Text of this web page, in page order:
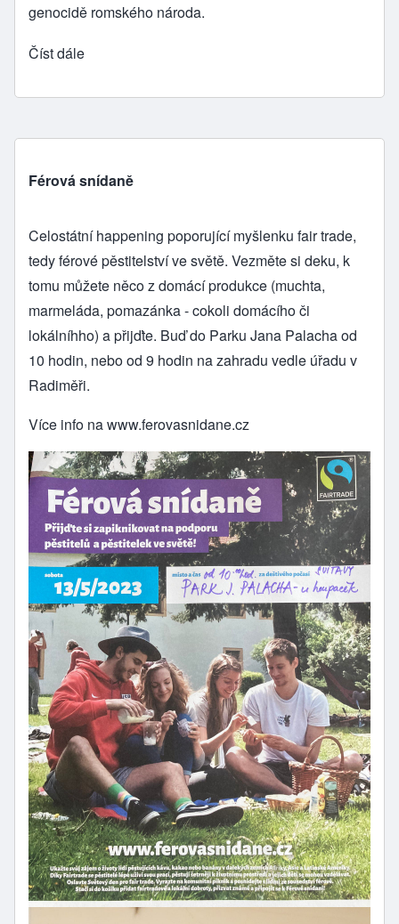
genocidě romského národa.
Číst dále
Férová snídaně
Celostátní happening poporující myšlenku fair trade,
tedy férové pěstitelství ve světě. Vezměte si deku, k
tomu můžete něco z domácí produkce (muchta,
marmeláda, pomazánka - cokoli domácího či
lokálníhho) a přijďte. Buď do Parku Jana Palacha od
10 hodin, nebo od 9 hodin na zahradu vedle úřadu v
Radiměři.
Více info nawww.ferovasnidane.cz